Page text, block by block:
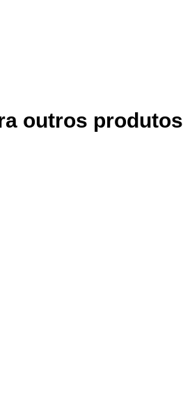
outros produtos